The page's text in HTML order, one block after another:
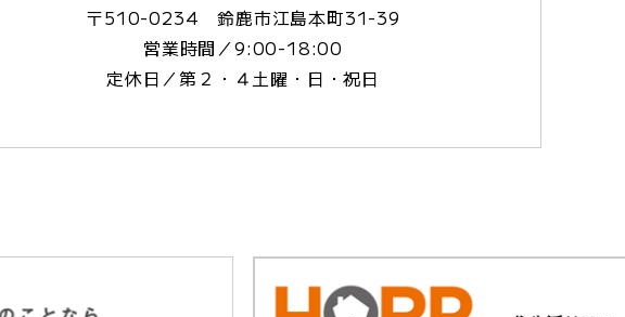
〒510-0234鈴鹿市江島本町31-39
営業時間／9:00-18:00
定休日／第２・４土曜・日・祝日